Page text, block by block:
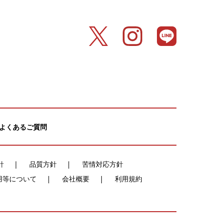
くあるご質問
品質方針
苦情対応方針
について
会社概要 利用規約